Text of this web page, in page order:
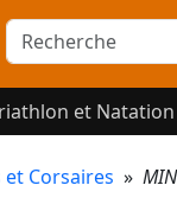
et Natation
Corsaires »